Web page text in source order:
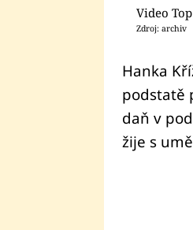
Video
Zdroj: archiv
Hanka
podstatě
daň v
žije s